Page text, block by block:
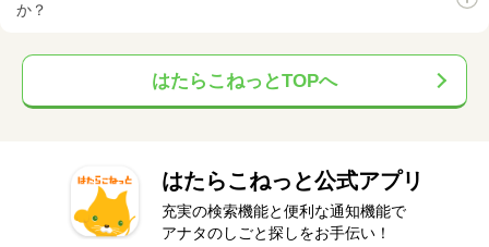
か？
はたらこねっとTOPへ
はたらこねっと公式アプリ
充実の検索機能と便利な通知機能で
アナタのしごと探しをお手伝い！